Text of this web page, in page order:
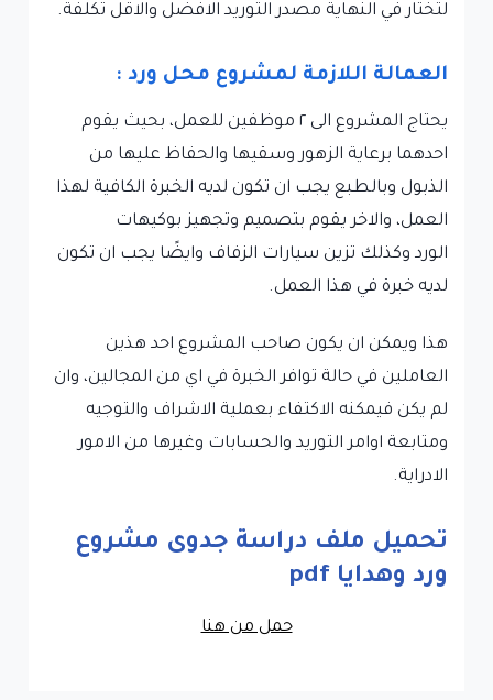
لتختار في النهاية مصدر التوريد الافضل والاقل تكلفة.
العمالة اللازمة لمشروع محل ورد :
يحتاج المشروع الى ٢ موظفين للعمل، بحيث يقوم
احدهما برعاية الزهور وسقيها والحفاظ عليها من
الذبول وبالطبع يجب ان تكون لديه الخبرة الكافية لهذا
العمل، والاخر يقوم بتصميم وتجهيز بوكيهات
الورد وكذلك تزين سيارات الزفاف وايضًا يجب ان تكون
لديه خبرة في هذا العمل.
هذا ويمكن ان يكون صاحب المشروع احد هذين
العاملين في حالة توافر الخبرة في اي من المجالين، وان
لم يكن فيمكنه الاكتفاء بعملية الاشراف والتوجيه
ومتابعة اوامر التوريد والحسابات وغيرها من الامور
الادراية.
تحميل ملف دراسة جدوى مشروع
ورد وهدايا pdf
حمل من هنا